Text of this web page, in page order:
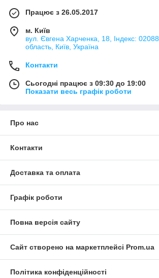
Працює з 26.05.2017
м. Київ
вул. Євгена Харченка, 18, Індекс: 02088
область, Київ, Україна
Контакти
Сьогодні працює з 09:30 до 19:00
Показати весь графік роботи
Про нас
Контакти
Доставка та оплата
Графік роботи
Повна версія сайту
Сайт створено на маркетплейсі Prom.ua
Політика конфіденційності